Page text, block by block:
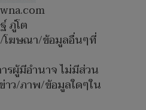
ภู่โต
ฆษณา/ข้อมูลอื่นๆที่
รผู้มีอำนาจ ไม่มีส่วน
าว/ภาพ/ข้อมูลใดๆใน